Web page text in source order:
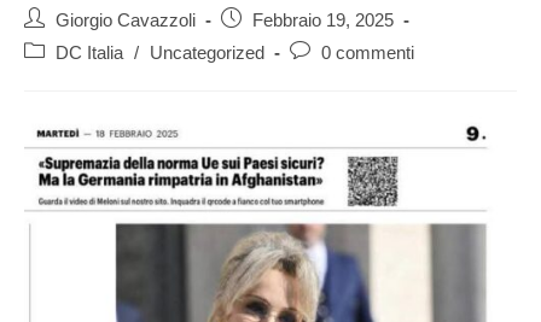
Giorgio Cavazzoli
Febbraio 19, 2025
DC Italia / Uncategorized 0 commenti